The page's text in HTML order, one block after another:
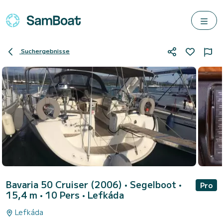
Suchergebnisse
Bavaria 50 Cruiser (2006) • Segelboot •
15,4 m • 10 Pers • Lefkáda
Pro
Lefkáda